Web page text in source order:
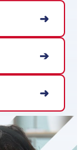
➜
➔
➜